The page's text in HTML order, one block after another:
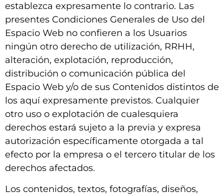
establezca expresamente lo contrario. Las
presentes Condiciones Generales de Uso del
Espacio Web no confieren a los Usuarios
ningún otro derecho de utilización, RRHH,
alteración, explotación, reproducción,
distribución o comunicación pública del
Espacio Web y/o de sus Contenidos distintos de
los aquí expresamente previstos. Cualquier
otro uso o explotación de cualesquiera
derechos estará sujeto a la previa y expresa
autorización específicamente otorgada a tal
efecto por la empresa o el tercero titular de los
derechos afectados.
Los contenidos, textos, fotografías, diseños,